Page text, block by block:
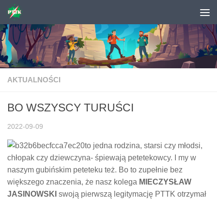
Skip to content
AKTUALNOŚCI
BO WSZYSCY TURUŚCI
2022-09-09
to jedna rodzina, starsi czy młodsi,
chłopak czy dziewczyna- śpiewają petetekowcy. I my w
naszym gubińskim peteteku też. Bo to zupełnie bez
większego znaczenia, że nasz kolega MIECZYSŁAW
JASINOWSKI swoją pierwszą legitymację PTTK otrzymał